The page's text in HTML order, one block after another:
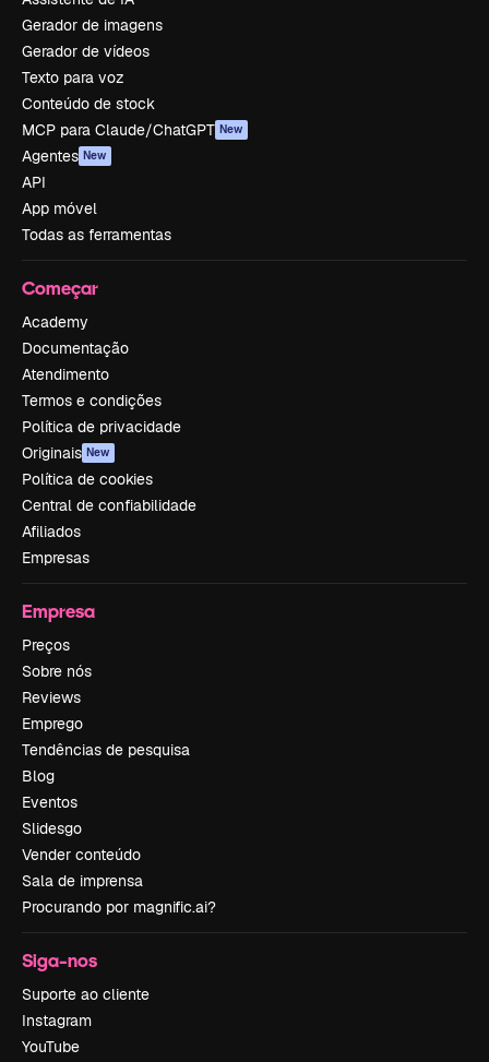
Gerador de imagens
Gerador de vídeos
Texto para voz
Conteúdo de stock
MCP para Claude/ChatGPT New
Agentes New
API
App móvel
Todas as ferramentas
Começar
Academy
Documentação
Atendimento
Termos e condições
Política de privacidade
Originais New
Política de cookies
Central de confiabilidade
Afiliados
Empresas
Empresa
Preços
Sobre nós
Reviews
Emprego
Tendências de pesquisa
Blog
Eventos
Slidesgo
Vender conteúdo
Sala de imprensa
Procurando por magnific.ai?
Siga-nos
Suporte ao cliente
Instagram
YouTube